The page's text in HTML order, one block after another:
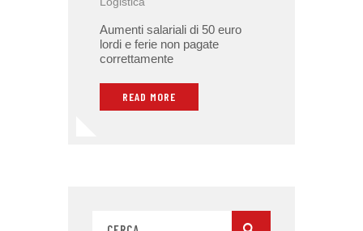
Aumenti salariali di 50 euro
lordi e ferie non pagate
correttamente
READ MORE